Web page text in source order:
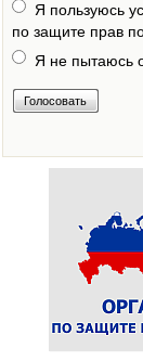
Я пользуюсь
по защите прав
Я не пытаюсь